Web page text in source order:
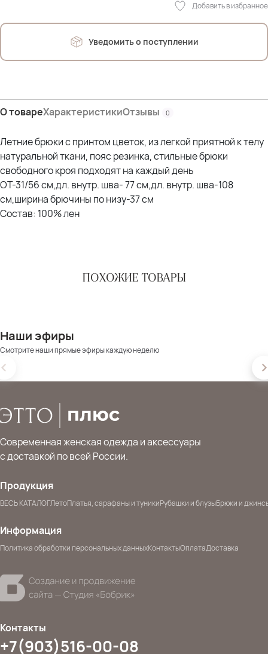
Добавить в избранное
Уведомить о поступлении
О товареХарактеристикиОтзывы 0
Летние брюки с принтом цветок, из легкой приятной к телу
натуральной ткани, пояс резинка, стильные брюки
свободного кроя подходят на каждый день
ОТ-31/56 см,дл. внутр. шва- 77 см,дл. внутр. шва-108
см,ширина брючины по низу-37 см
Состав: 100% лен
ПОХОЖИЕ ТОВАРЫ
Наши эфиры
Смотрите наши прямые эфиры каждую неделю
Современная женская одежда и аксессуары
с доставкой по всей России.
Продукция
ВЕСЬ КАТАЛОГЛетоПлатья, сарафаны и туникиРубашки и блузыБрюки и
Информация
Политика обработки персональных данныхКонтактыОплатаДоставка
Контакты
+7(903)516-00-08